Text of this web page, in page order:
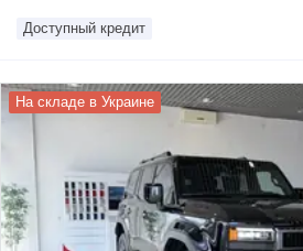
Доступный кредит
На складе в Украине